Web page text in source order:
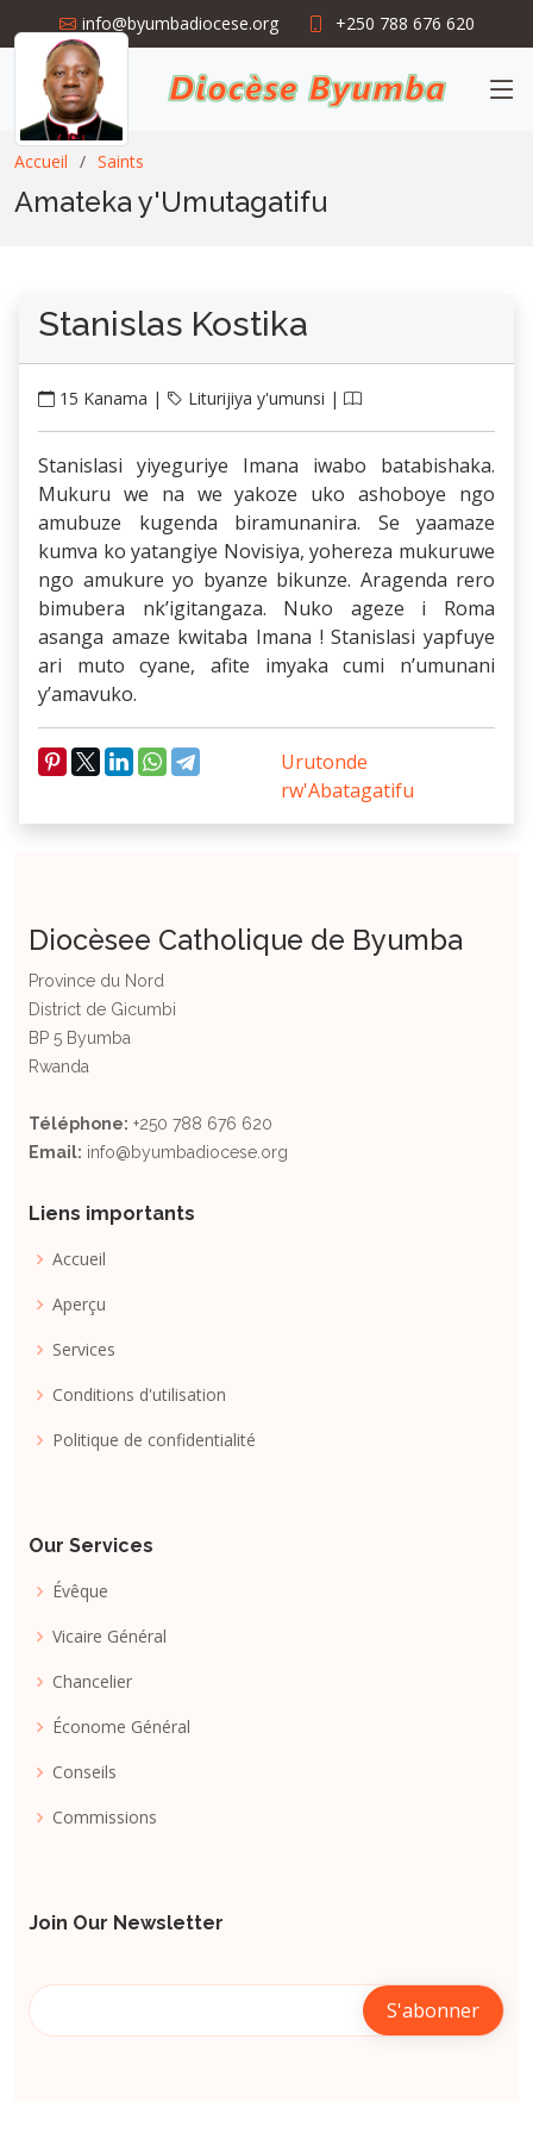
info@byumbadiocese.org +250 788 676 620
Accueil Saints
Amateka y'Umutagatifu
Stanislas Kostika
15 Kanama | Liturijiya y'umunsi |
Stanislasi yiyeguriye Imana iwabo batabishaka.
Mukuru we na we yakoze uko ashoboye ngo
amubuze kugenda biramunanira. Se yaamaze
kumva ko yatangiye Novisiya, yohereza mukuruwe
ngo amukure yo byanze bikunze. Aragenda rero
bimubera nk’igitangaza. Nuko ageze i Roma
asanga amaze kwitaba Imana ! Stanislasi yapfuye
ari muto cyane, afite imyaka cumi n’umunani
y’amavuko.
Urutonde
rw'Abatagatifu
Diocèsee Catholique de Byumba
Province du Nord
District de Gicumbi
BP 5 Byumba
Rwanda
Téléphone: +250 788 676 620
Email: info@byumbadiocese.org
Liens importants
Accueil
Aperçu
Services
Conditions d'utilisation
Politique de confidentialité
Our Services
Évêque
Vicaire Général
Chancelier
Économe Général
Conseils
Commissions
Join Our Newsletter